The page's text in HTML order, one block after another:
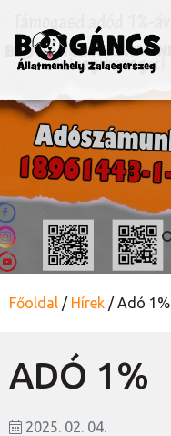
Főoldal / Hírek / Adó 1%
ADÓ 1%
2025. 02. 04.